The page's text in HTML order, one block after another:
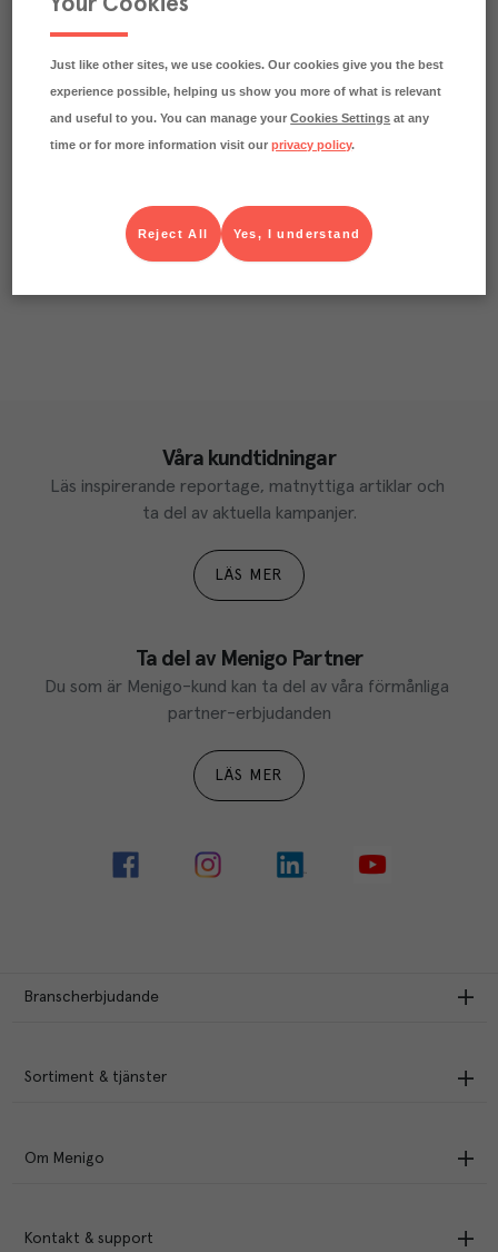
Våra kundtidningar
Läs inspirerande reportage, matnyttiga artiklar och
ta del av aktuella kampanjer.
LÄS MER
Ta del av Menigo Partner
Du som är Menigo-kund kan ta del av våra förmånliga
partner-erbjudanden
LÄS MER
Branscherbjudande
Sortiment & tjänster
Om Menigo
Kontakt & support
Just like other sites, we use cookies. Our cookies give you the best
experience possible, helping us show you more of what is relevant
and useful to you. You can manage yourCookies Settings at any
time or for more information visit ourprivacy policy.
Yes, I understand
Reject All